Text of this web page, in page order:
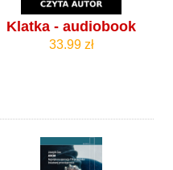
Klatka - audiobook
33.99 zł